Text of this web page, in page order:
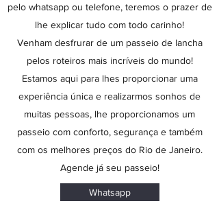
pelo whatsapp ou telefone, teremos o prazer de
lhe explicar tudo com todo carinho!
Venham desfrurar de um passeio de lancha
pelos roteiros mais incríveis do mundo!
Estamos aqui para lhes proporcionar uma
experiência única e realizarmos sonhos de
muitas pessoas, lhe proporcionamos um
passeio com conforto, segurança e também
com os melhores preços do Rio de Janeiro.
Agende já seu passeio!
Whatsapp